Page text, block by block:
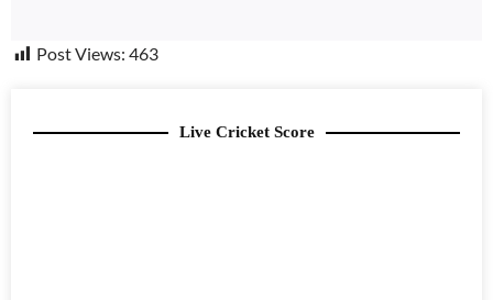
Post Views: 463
Live Cricket Score